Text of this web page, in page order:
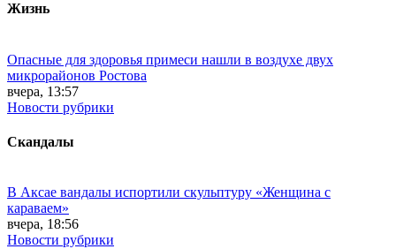
Жизнь
Опасные для здоровья примеси нашли в воздухе двух
микрорайонов Ростова
вчера, 13:57
Новости рубрики
Скандалы
В Аксае вандалы испортили скульптуру «Женщина с
караваем»
вчера, 18:56
Новости рубрики